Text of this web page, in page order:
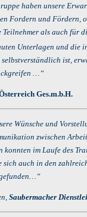
haben unsere
Fordern und
als auch für
Unterlagen und
ist,
…“
Ges.m.b.H.
Wünsche und
zwischen
konnten im Laufe des
sich auch in den
Saubermacher